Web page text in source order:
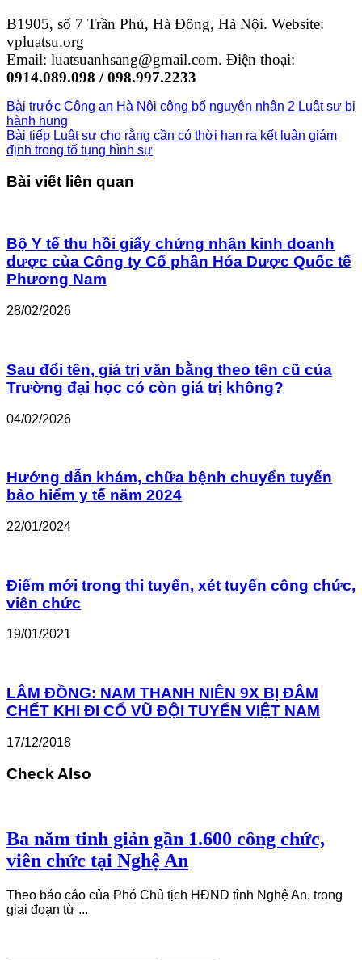
B1905, số 7 Trần Phú, Hà Đông, Hà Nội. Website:
vpluatsu.org
Email: luatsuanhsang@gmail.com. Điện thoại:
0914.089.098 / 098.997.2233
Bài trước Công an Hà Nội công bố nguyên nhân 2 Luật sư bị
hành hung
Bài tiếp Luật sư cho rằng cần có thời hạn ra kết luận giám
định trong tố tụng hình sự
Bài viết liên quan
Bộ Y tế thu hồi giấy chứng nhận kinh doanh
dược của Công ty Cổ phần Hóa Dược Quốc tế
Phương Nam
28/02/2026
Sau đổi tên, giá trị văn bằng theo tên cũ của
Trường đại học có còn giá trị không?
04/02/2026
Hướng dẫn khám, chữa bệnh chuyển tuyến
bảo hiểm y tế năm 2024
22/01/2024
Điểm mới trong thi tuyển, xét tuyển công chức,
viên chức
19/01/2021
LÂM ĐỒNG: NAM THANH NIÊN 9X BỊ ĐÂM
CHẾT KHI ĐI CỔ VŨ ĐỘI TUYỂN VIỆT NAM
17/12/2018
Check Also
Ba năm tinh giản gần 1.600 công chức,
viên chức tại Nghệ An
Theo báo cáo của Phó Chủ tịch HĐND tỉnh Nghệ An, trong
giai đoạn từ ...